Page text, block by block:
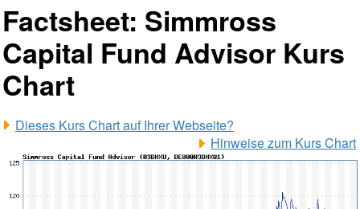
Factsheet: Simmross
Capital Fund Advisor Kurs
Chart
Dieses Kurs Chart auf Ihrer Webseite?
Hinweise zum Kurs Chart